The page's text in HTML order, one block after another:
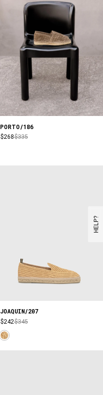
PORTO/186
$268$335
JOAQUIN/207
$242$345
HELP?